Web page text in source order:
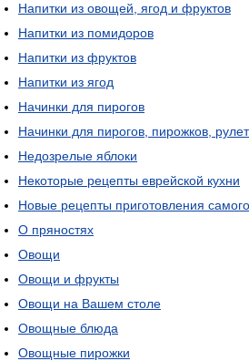
Напитки из овощей, ягод и фруктов
Напитки из помидоров
Напитки из фруктов
Напитки из ягод
Начинки для пирогов
Начинки для пирогов, пирожков,
Недозрелые яблоки
Некоторые рецепты еврейской кухни
Новые рецепты приготовления
О пряностях
Овощи
Овощи и фрукты
Овощи на Вашем столе
Овощные блюда
Овощные пирожки